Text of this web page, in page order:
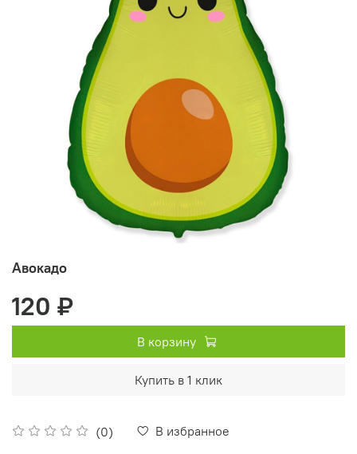
Авокадо
(0) В избранное
120 ₽
В корзину
Купить в 1 клик